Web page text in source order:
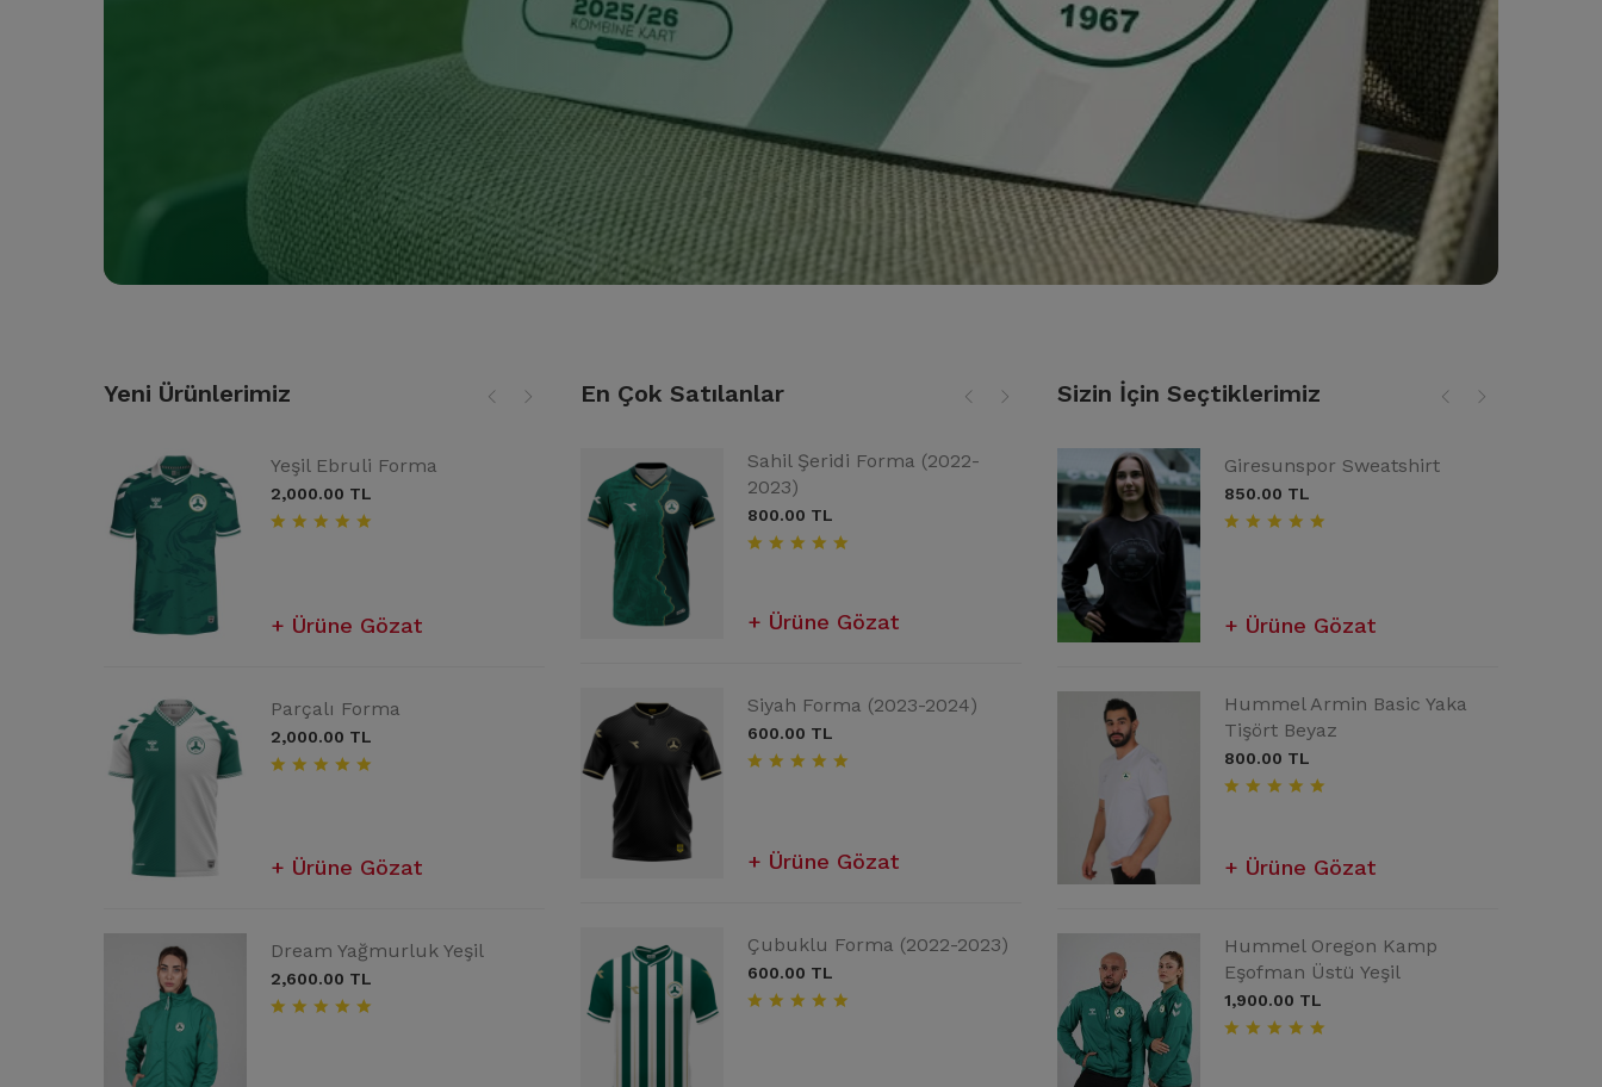
Yeni Ürünlerimiz
Yeşil Ebruli Forma
2,000.00 TL
Ürüne Gözat
Parçalı Forma
2,000.00 TL
Ürüne Gözat
Dream Yağmurluk Yeşil
2,600.00 TL
Dream Yağmurluk Siyah
2,600.00 TL
Ürüne Gözat
Dream Yağmurluk Antrasit
2,600.00 TL
Ürüne Gözat
Dream Kamp Eşofman Üstü
Yeşil
2,000.00 TL
Dream Kamp Eşofman Üstü
Siyah
2,000.00 TL
Ürüne Gözat
Dream Kamp Eşofman Üstü
2,000.00 TL
Ürüne Gözat
Dream Kamp Eşofman Altı
Siyah
1,500.00 TL
En Çok Satılanlar
Giresunspor Araç Kokusu
25.00 TL
Sepete Ekle
Rozet
100.00 TL
Sepete Ekle
Beyaz Forma
1,000.00 TL
Sahil Şeridi Forma (2022-
2023)
800.00 TL
Ürüne Gözat
Siyah Forma (2023-2024)
600.00 TL
Ürüne Gözat
Çubuklu Forma (2022-2023)
600.00 TL
Oto Kokusu
5.00 TL
Sepete Ekle
Yeşil Ebruli Forma
2,000.00 TL
Ürüne Gözat
Beyaz Forma (2022-2023)
600.00 TL
Sizin İçin Seçtiklerimiz
Yeşil Ebruli Forma
2,000.00 TL
Ürüne Gözat
Dream Antreman Tişörtü
Yeşil
900.00 TL
Ürüne Gözat
Dream Antreman Tişörtü
Siyah
900.00 TL
Giresunspor Sweatshirt
850.00 TL
Ürüne Gözat
Hummel Armin Basic Yaka
Tişört Beyaz
800.00 TL
Ürüne Gözat
Hummel Oregon Kamp
Eşofman Üstü Yeşil
1,900.00 TL